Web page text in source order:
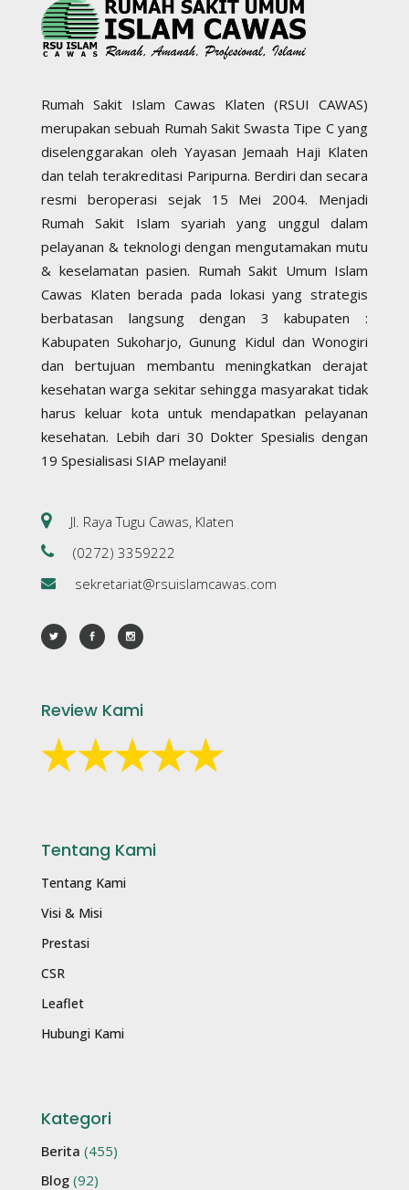
Rumah Sakit Islam Cawas Klaten (RSUI CAWAS)
merupakan sebuah Rumah Sakit Swasta Tipe C yang
diselenggarakan oleh Yayasan Jemaah Haji Klaten
dan telah terakreditasi Paripurna. Berdiri dan secara
resmi beroperasi sejak 15 Mei 2004. Menjadi
Rumah Sakit Islam syariah yang unggul dalam
pelayanan & teknologi dengan mengutamakan mutu
& keselamatan pasien. Rumah Sakit Umum Islam
Cawas Klaten berada pada lokasi yang strategis
berbatasan langsung dengan 3 kabupaten :
Kabupaten Sukoharjo, Gunung Kidul dan Wonogiri
dan bertujuan membantu meningkatkan derajat
kesehatan warga sekitar sehingga masyarakat tidak
harus keluar kota untuk mendapatkan pelayanan
kesehatan. Lebih dari 30 Dokter Spesialis dengan
19 Spesialisasi SIAP melayani!
Jl. Raya Tugu Cawas, Klaten
(0272) 3359222
sekretariat@rsuislamcawas.com
Review Kami
Tentang Kami
Tentang Kami
Visi & Misi
Prestasi
CSR
Leaflet
Hubungi Kami
Kategori
Berita (455)
Blog (92)